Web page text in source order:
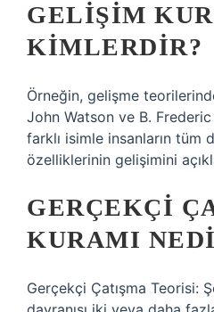
GELIŞIM
KIMLERDIR?
Örneğin, gelişme
John Watson ve B.
farklı isimle insanların tüm
özelliklerinin gelişimini
GERÇEKÇI
KURAMI
Gerçekçi Çatışma Teorisi: